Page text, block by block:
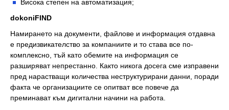
Висока степен на автоматизация;
dokoniFIND
Намирането на документи, файлове и информация отдавна
е предизвикателство за компаниите и то става все по-
комплексно, тъй като обемите на информация се
разширяват непрестанно. Както никога досега сме изправени
пред нарастващи количества неструктурирани данни, поради
факта че организациите се опитват все повече да
преминават към дигитални начини на работа.